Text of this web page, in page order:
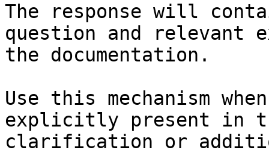
The response will
question and relevant
the documentation.
Use this mechanism
explicitly present in
clarification or